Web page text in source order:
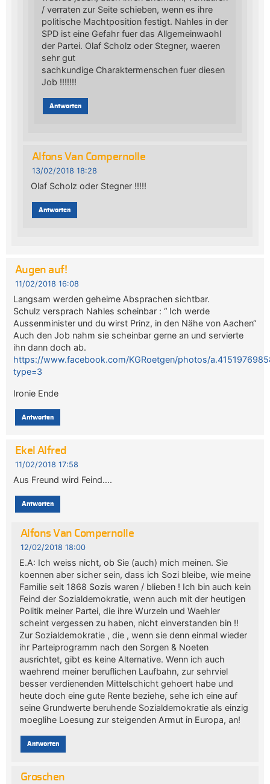
/ verraten zur Seite schieben, wenn es ihre
politische Machtposition festigt. Nahles in der
SPD ist eine Gefahr fuer das Allgemeinwaohl
der Partei. Olaf Scholz oder Stegner, waeren
sehr gut
sachkundige Charaktermenschen fuer diesen
Job !!!!!!!
Antworten
Alfons Van Compernolle
13/02/2018 18:28
Olaf Scholz oder Stegner !!!!!
Antworten
Augen auf!
11/02/2018 16:08
Langsam werden geheime Absprachen sichtbar.
Schulz versprach Nahles scheinbar : “ Ich werde
Aussenminister und du wirst Prinz, in den Nähe von Aachen“
Auch den Job nahm sie scheinbar gerne an und servierte
ihn dann doch ab.
https://www.facebook.com/KGRoetgen/photos/
type=3
Ironie Ende
Antworten
Ekel Alfred
11/02/2018 17:58
Aus Freund wird Feind….
Antworten
Alfons Van Compernolle
12/02/2018 18:00
E.A: Ich weiss nicht, ob Sie (auch) mich meinen. Sie
koennen aber sicher sein, dass ich Sozi bleibe, wie meine
Familie seit 1868 Sozis waren / blieben ! Ich bin auch kein
Feind der Sozialdemokratie, wenn auch mit der heutigen
Politik meiner Partei, die ihre Wurzeln und Waehler
scheint vergessen zu haben, nicht einverstanden bin !!
Zur Sozialdemokratie , die , wenn sie denn einmal wieder
ihr Parteiprogramm nach den Sorgen & Noeten
ausrichtet, gibt es keine Alternative. Wenn ich auch
waehrend meiner beruflichen Laufbahn, zur sehrviel
besser verdienenden Mittelschicht gehoert habe und
heute doch eine gute Rente beziehe, sehe ich eine auf
seine Grundwerte beruhende Sozialdemokratie als einzig
moeglihe Loesung zur steigenden Armut in Europa, an!
Antworten
Groschen